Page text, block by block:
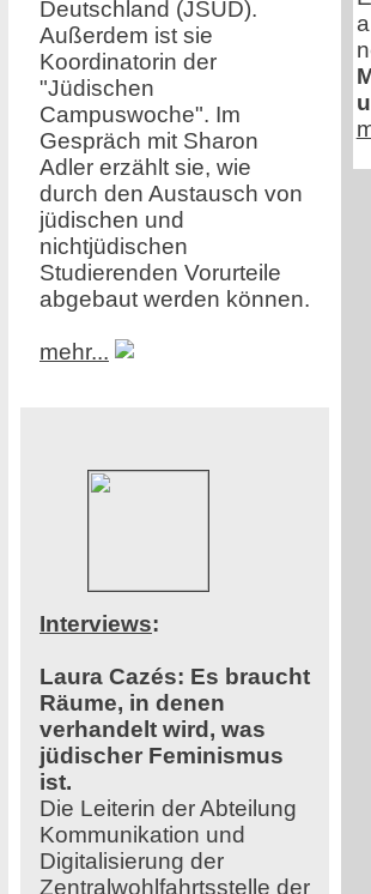
Deutschland (JSUD).
Außerdem ist sie
Koordinatorin der
"Jüdischen
Campuswoche". Im
Gespräch mit Sharon
Adler erzählt sie, wie
durch den Austausch von
jüdischen und
nichtjüdischen
Studierenden Vorurteile
abgebaut werden können.
mehr...
Interviews:
Laura Cazés: Es braucht
Räume, in denen
verhandelt wird, was
jüdischer Feminismus
ist.
Die Leiterin der Abteilung
Kommunikation und
Digitalisierung der
Zentralwohlfahrtsstelle der